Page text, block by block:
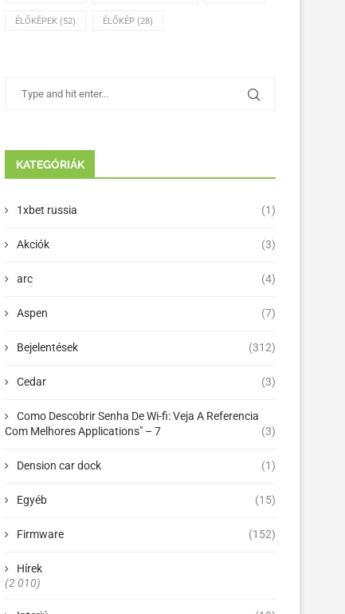
ÉLŐKÉPEK (52) ÉLŐKÉP (28)
KATEGÓRIÁK
1xbet russia (1)
Akciók (3)
arc (4)
Aspen (7)
Bejelentések (312)
Cedar (3)
Como Descobrir Senha De Wi-fi: Veja A Referencia
Com Melhores Applications" – 7
(3)
Dension car dock (1)
Egyéb (15)
Firmware (152)
Hírek
(2 010)